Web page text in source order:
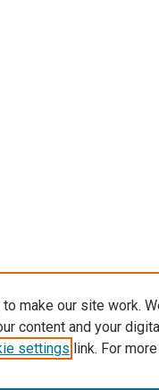
make our site work.
content and your
settings link. For